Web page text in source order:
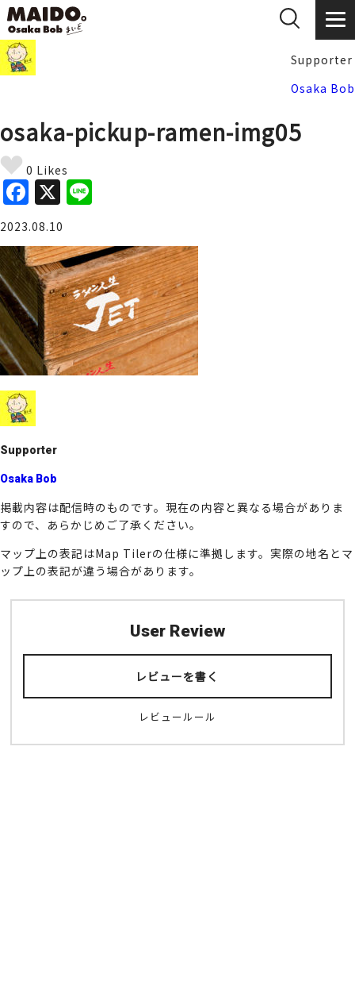
Supporter
Osaka Bob
osaka-pickup-ramen-img05
0 Likes
F
a
c
e
b
o
o
k
X
e
2023.08.10
Supporter
Osaka Bob
掲載内容は配信時のものです。現在の内容と異なる場合がありま
すので、あらかじめご了承ください。
マップ上の表記はMap Tilerの仕様に準拠します。実際の地名とマ
ップ上の表記が違う場合があります。
User Review
レビューを書く
レビュールール